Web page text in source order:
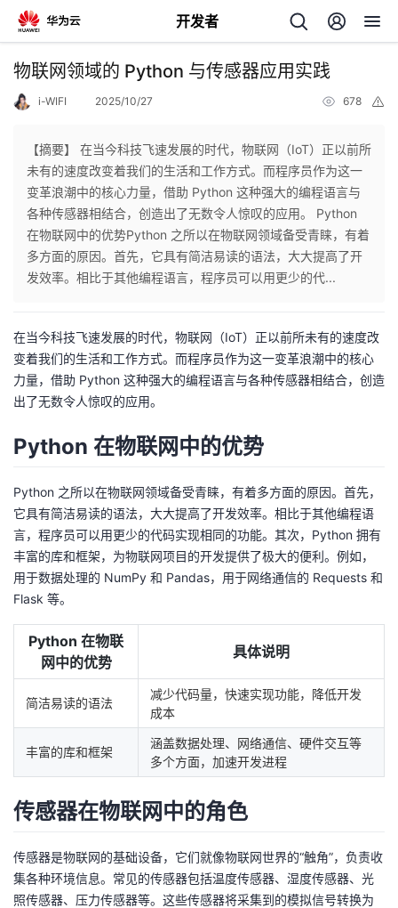
开发者
返
个
人
页
我
开
发
的
博
客
我
的
论
坛
我
的
圈
我
的
播
我
活
的
注
我
的
开
发
我
的
Programs
我
的
支
物联网领域的 Python 与传感器应用实践
i-WIFI 2025/10/27 678
【摘要】 在当今科技飞速发展的时代，物联网（IoT）正以前所
未有的速度改变着我们的生活和工作方式。而程序员作为这一
变革浪潮中的核心力量，借助 Python 这种强大的编程语言与
各种传感器相结合，创造出了无数令人惊叹的应用。 Python
在物联网中的优势Python 之所以在物联网领域备受青睐，有着
多方面的原因。首先，它具有简洁易读的语法，大大提高了开
发效率。相比于其他编程语言，程序员可以用更少的代...
在当今科技飞速发展的时代，物联网（IoT）正以前所未有的速度改
变着我们的生活和工作方式。而程序员作为这一变革浪潮中的核心
力量，借助 Python 这种强大的编程语言与各种传感器相结合，创造
出了无数令人惊叹的应用。
Python 在物联网中的优势
Python 之所以在物联网领域备受青睐，有着多方面的原因。首先，
它具有简洁易读的语法，大大提高了开发效率。相比于其他编程语
言，程序员可以用更少的代码实现相同的功能。其次，Python 拥有
丰富的库和框架，为物联网项目的开发提供了极大的便利。例如，
用于数据处理的 NumPy 和 Pandas，用于网络通信的 Requests 和
Flask 等。
Python 在物联
网中的优势
具体说明
简洁易读的语法
减少代码量，快速实现功能，降低开发
成本
丰富的库和框架
涵盖数据处理、网络通信、硬件交互等
多个方面，加速开发进程
传感器在物联网中的角色
传感器是物联网的基础设备，它们就像物联网世界的“触角”，负责收
集各种环境信息。常见的传感器包括温度传感器、湿度传感器、光
照传感器、压力传感器等。这些传感器将采集到的模拟信号转换为